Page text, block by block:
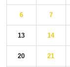
6 7
13 14
20 21